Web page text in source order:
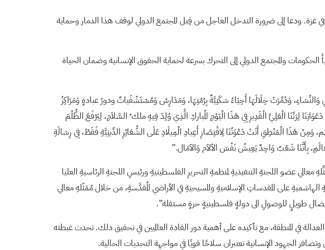
في غزة. ودعا إلى ضرورة التدخل العاجل من قِبل المجتمع الدولي لوقف هذا الدمار وحماية
والمجتمع الدولي إلى التحرك بسرعة لحماية الحقوق الإنسانية وضمان الحياة
وَدُمِّرَتْ خِلَالَهَا أَحِيَاءُ سَكَنِيَّةٌ بِرُمْتِهَا، وَمَدَارِسُ وَمُسْتَشْفَياتٌ ودورُ عبادةٍ وَمَرَاكِزُ
لِرَبِّنَا الْعَلِيِّ الْقَدِيرِ فِي هَذَا الْيَوْمِ المُباركِ الَّذِي وُلِدَ فِيهِ ملك ُ السَّلاَمِ، لِيَرْفَعَ الظُّلْمَ
وَمِنْ هَذَا الْمَنْطِقِ أَتَتْ دَعْوَتُنَا لِاقْتِصَارِ أَعِيادِ الْمِيلَادِ عَلَى الشُّعَائِرِ الدِّينِيَّةِ فَقَطْ، فِي رِسَالَةِ
بِأَنَّنَا شَعْبٌ وَاحِدٌ يَعِيشُ نَفْسَ الألآم وَالآمَال.”
عضو اللجنةِ التنفيذيةِ لمنظمةِ التحريرِ الفلسطينيةِ ورئيسِ اللجنةِ الرئاسيةِ العليا
على المقدساتِ الإسلاميةِ والمسيحيةِ في الأراضي المُقدَّسةِ، من خلال مُمَثّلهِ معالي
نضال طويلٍ للوصولِ الى دولةٍ فلسطينيةٍ حرةٍ مستقلة”.
في المنطقة، مع تأكيده على أهمية دور القادة العالميين في تحقيق ذلك. تحدث غبطته
الجهود الإنسانية تعتبران سلاحًا قويًا في مواجهة التحديات الحالية.